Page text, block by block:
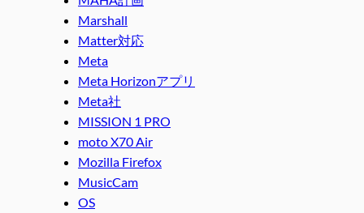
Marshall
Matter対応
Meta
Meta Horizonアプリ
Meta社
MISSION 1 PRO
moto X70 Air
Mozilla Firefox
MusicCam
OS